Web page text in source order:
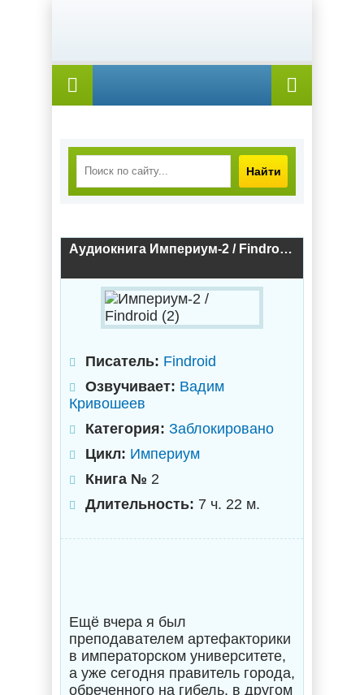
Найти
Аудиокнига Империум-2 / Findroid (2)
Писатель: Findroid
Озвучивает: Вадим
Кривошеев
Категория: Заблокировано
Цикл: Империум
Книга № 2
Длительность: 7 ч. 22 м.
Ещё вчера я был
преподавателем артефакторики
в императорском университете,
а уже сегодня правитель города,
обреченного на гибель, в другом